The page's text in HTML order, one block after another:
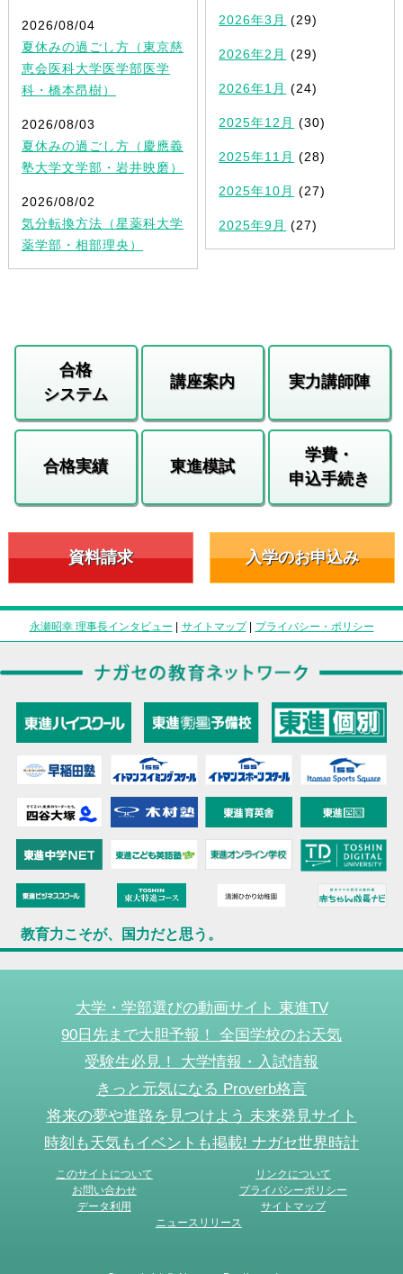
2026/08/04
夏休みの過ごし方（東京慈
恵会医科大学医学部医学
科・橋本昂樹）
2026/08/03
夏休みの過ごし方（慶應義
塾大学文学部・岩井映磨）
2026/08/02
気分転換方法（星薬科大学
薬学部・相部理央）
2026年3月 (29)
2026年2月 (29)
2026年1月 (24)
2025年12月 (30)
2025年11月 (28)
2025年10月 (27)
2025年9月 (27)
合格
システム
講座案内 実力講師陣
合格実績 東進模試
学費・
申込手続き
資料請求 入学のお申込み
永瀬昭幸 理事長インタビュー | サイトマップ| プライバシー・ポリシー
教育力こそが、国力だと思う。
大学・学部選びの動画サイト 東進TV
90日先まで大胆予報！ 全国学校のお天気
受験生必見！ 大学情報・入試情報
きっと元気になる Proverb格言
将来の夢や進路を見つけよう 未来発見サイト
時刻も天気もイベントも掲載! ナガセ世界時計
このサイトについて
リンクについて
お問い合わせ
プライバシーポリシー
データ利用
サイトマップ
ニュースリリース